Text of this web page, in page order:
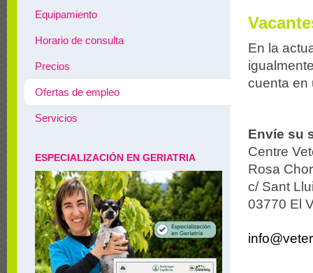
En la
cuenta en
Envíe su
Centre
Rosa
c/ Sant
03770 El
Equipamiento
Horario de consulta
Precios
Ofertas de empleo
Servicios
ESPECIALIZACIÓN EN GERIATRIA